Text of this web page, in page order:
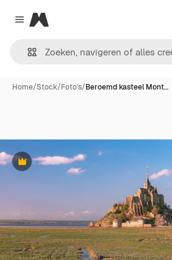
Close menu
Magnific
Home/Stock/Foto's/Beroemd kasteel Mont…
Premium